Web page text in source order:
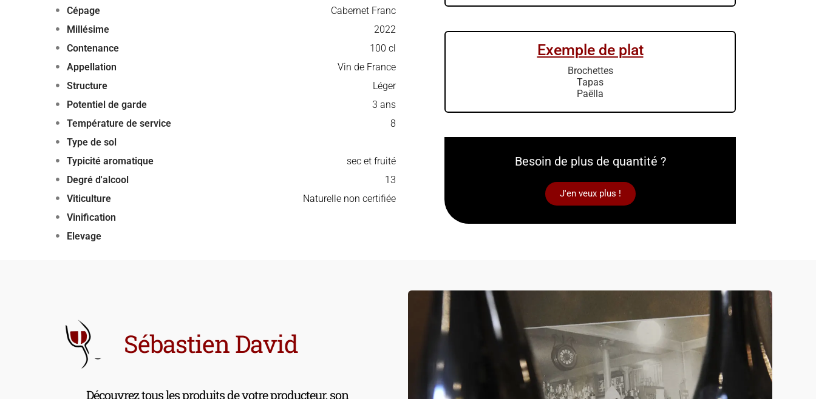
Cépage
Cabernet Franc
Millésime
2022
Contenance
100 cl
Appellation
Vin de France
Structure
Léger
Potentiel de garde
3 ans
Température de service
8
Type de sol
Typicité aromatique
sec et fruité
Degré d'alcool
13
Viticulture
Naturelle non certifiée
Vinification
Elevage
Exemple de plat
Brochettes
Tapas
Paëlla
Besoin de plus de quantité ?
J'en veux plus !
Sébastien David
Découvrez tous les produits de votre producteur, son